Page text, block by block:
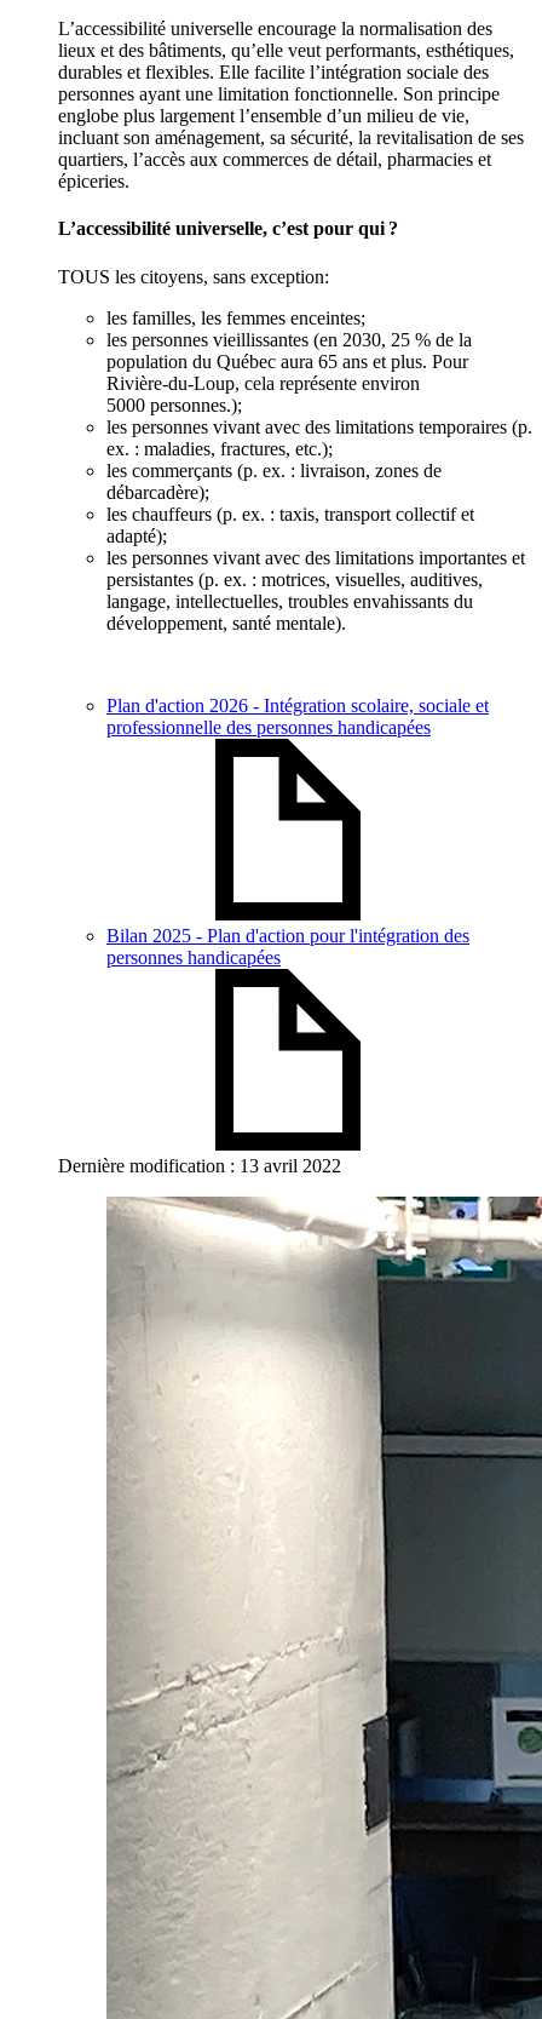
L’accessibilité universelle encourage la normalisation des
lieux et des bâtiments, qu’elle veut performants, esthétiques,
durables et flexibles. Elle facilite l’intégration sociale des
personnes ayant une limitation fonctionnelle. Son principe
englobe plus largement l’ensemble d’un milieu de vie,
incluant son aménagement, sa sécurité, la revitalisation de ses
quartiers, l’accès aux commerces de détail, pharmacies et
épiceries.
L’accessibilité universelle, c’est pour qui ?
TOUS les citoyens, sans exception:
les familles, les femmes enceintes;
les personnes vieillissantes (en 2030, 25 % de la
population du Québec aura 65 ans et plus. Pour
Rivière-du-Loup, cela représente environ
5000 personnes.);
les personnes vivant avec des limitations temporaires (p.
ex. : maladies, fractures, etc.);
les commerçants (p. ex. : livraison, zones de
débarcadère);
les chauffeurs (p. ex. : taxis, transport collectif et
adapté);
les personnes vivant avec des limitations importantes et
persistantes (p. ex. : motrices, visuelles, auditives,
langage, intellectuelles, troubles envahissants du
développement, santé mentale).
Plan d'action 2026 - Intégration scolaire, sociale et
professionnelle des personnes handicapées
Bilan 2025 - Plan d'action pour l'intégration des
personnes handicapées
Dernière modification : 13 avril 2022